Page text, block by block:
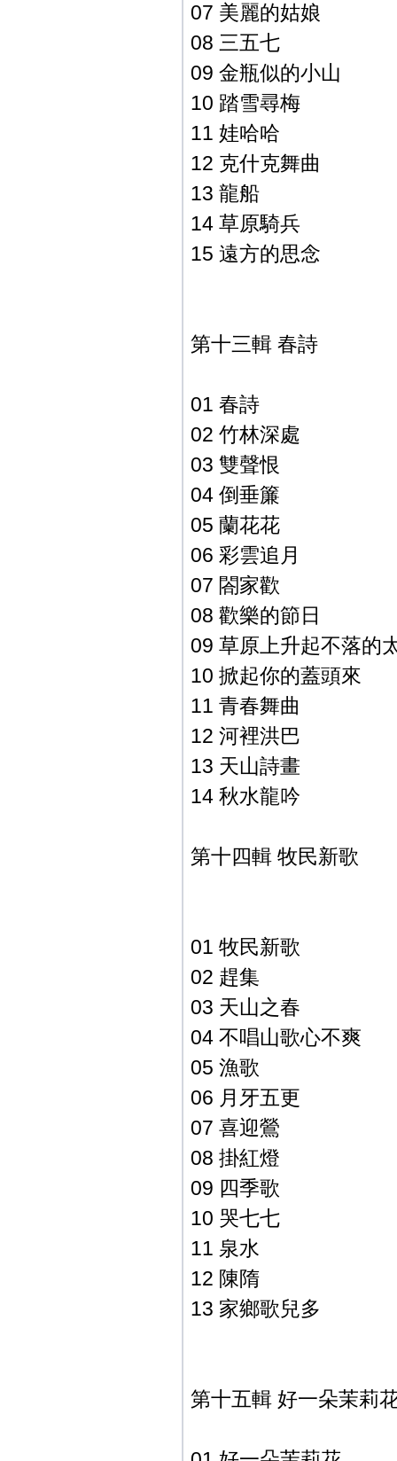
07 美麗的姑娘
08 三五七
09 金瓶似的小山
10 踏雪尋梅
11 娃哈哈
12 克什克舞曲
13 龍船
14 草原騎兵
15 遠方的思念
第十三輯 春詩
01 春詩
02 竹林深處
03 雙聲恨
04 倒垂簾
05 蘭花花
06 彩雲追月
07 閤家歡
08 歡樂的節日
09 草原上升起不落的
10 掀起你的蓋頭來
11 青春舞曲
12 河裡洪巴
13 天山詩畫
14 秋水龍吟
第十四輯 牧民新歌
01 牧民新歌
02 趕集
03 天山之春
04 不唱山歌心不爽
05 漁歌
06 月牙五更
07 喜迎鶯
08 掛紅燈
09 四季歌
10 哭七七
11 泉水
12 陳隋
13 家鄉歌兒多
第十五輯 好一朵茉莉